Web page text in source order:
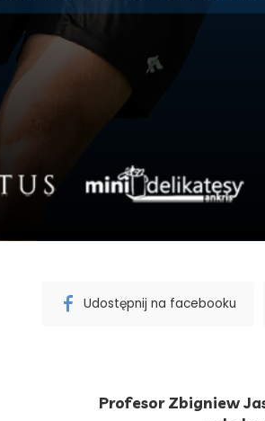
Udostępnij na facebooku
Profesor Zbigniew